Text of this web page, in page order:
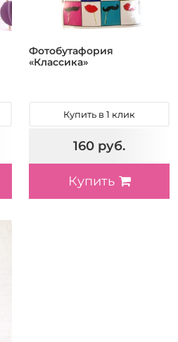
Фотобутафория
«Классика»
Купить в 1 клик
160 руб.
Купить